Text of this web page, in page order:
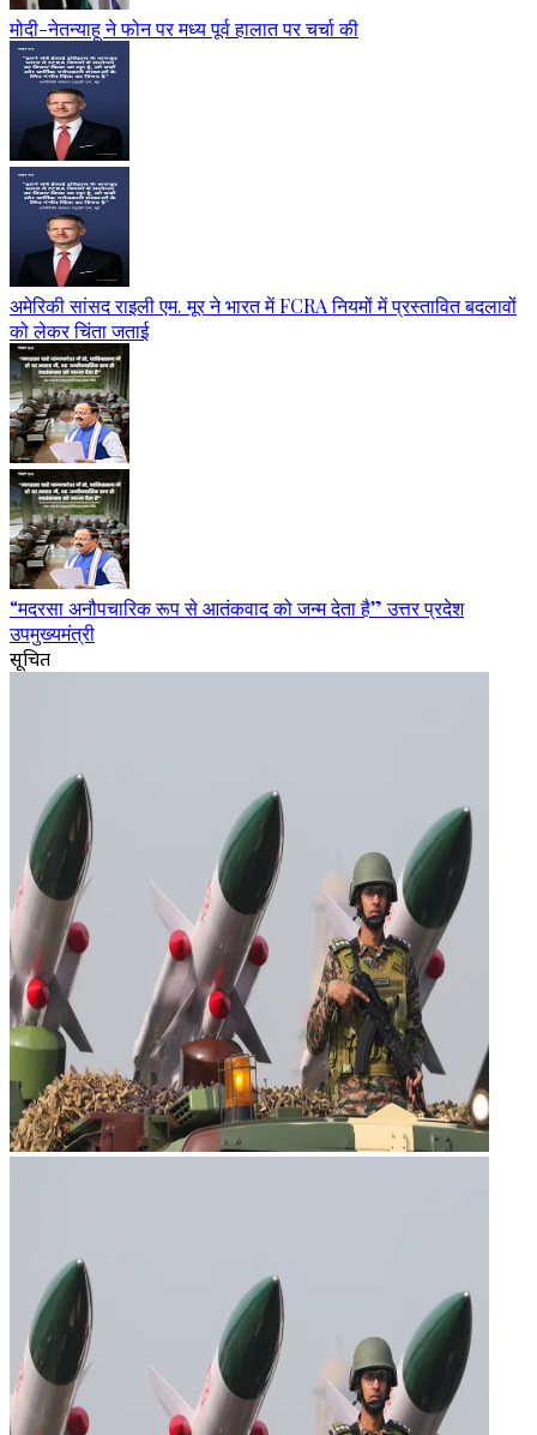
मोदी-नेतन्याहू ने फोन पर मध्य पूर्व हालात पर चर्चा की
अमेरिकी सांसद राइली एम. मूर ने भारत में FCRA नियमों में प्रस्तावित बदलावों
को लेकर चिंता जताई
“मदरसा अनौपचारिक रूप से आतंकवाद को जन्म देता है” उत्तर प्रदेश
उपमुख्यमंत्री
सूचित